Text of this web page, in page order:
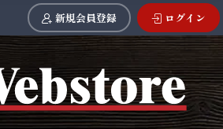
新規会員登録 ログイン